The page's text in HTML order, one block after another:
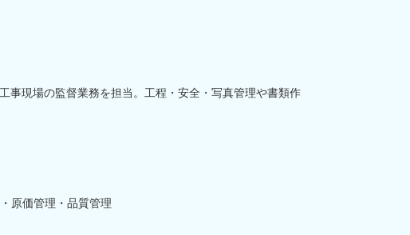
事現場の監督業務を担当。工程・安全・写真管理や書類作
原価管理・品質管理